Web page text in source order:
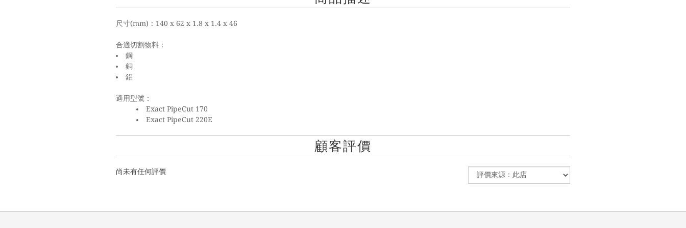
尺寸(mm)：140 x 62 x 1.8 x 1.4 x 46
合適切割物料：
鋼
銅
鋁
適用型號：
Exact PipeCut 170
Exact PipeCut 220E
顧客評價
尚未有任何評價